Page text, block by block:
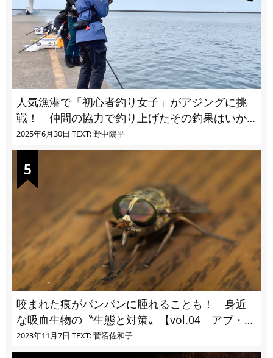
人気漁港で「初心者釣り女子」がアジングに挑
戦！ 仲間の協力で釣り上げたその釣果はいか
に!?
2025年6月30日 TEXT: 野中陽平
咬まれた痕がパンパンに腫れることも！ 身近
な吸血生物の〝生態と対策〟【vol.04 アブ・ブ
ユ・ヌカカ】
2023年11月7日 TEXT: 菅沼佐和子